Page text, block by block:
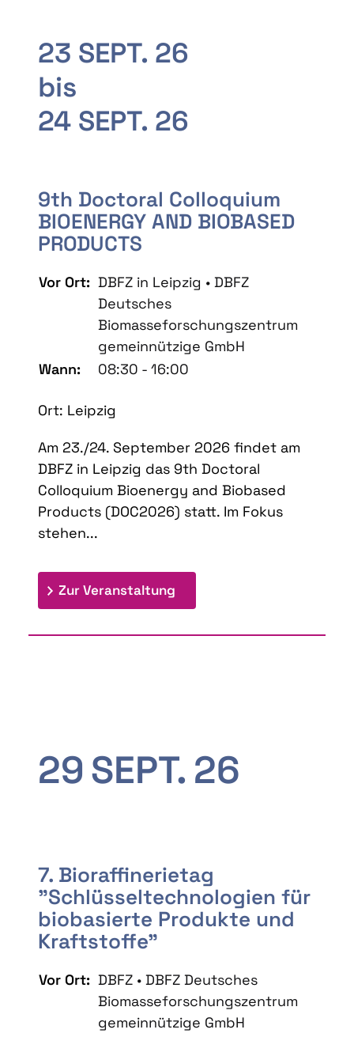
23 SEPT. 26
bis
24 SEPT. 26
9th Doctoral Colloquium
BIOENERGY AND BIOBASED
PRODUCTS
Vor Ort: DBFZ in Leipzig • DBFZ
Deutsches
Biomasseforschungszentrum
gemeinnützige GmbH
Wann:
08:30 - 16:00
Ort: Leipzig
Am 23./24. September 2026 findet am
DBFZ in Leipzig das 9th Doctoral
Colloquium Bioenergy and Biobased
Products (DOC2026) statt. Im Fokus
stehen...
Zur Veranstaltung
29SEPT. 26
7. Bioraffinerietag
"Schlüsseltechnologien für
biobasierte Produkte und
Kraftstoffe"
Vor Ort: DBFZ • DBFZ Deutsches
Biomasseforschungszentrum
gemeinnützige GmbH